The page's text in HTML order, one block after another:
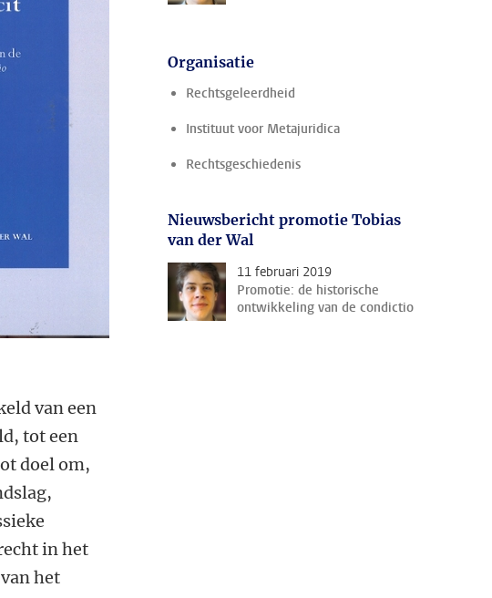
van een
tot een
doel om,
in het
het
Organisatie
Rechtsgeleerdheid
Instituut voor Metajuridica
Rechtsgeschiedenis
Nieuwsbericht promotie Tobias
van der Wal
11 februari 2019
Promotie: de historische
ontwikkeling van de condictio